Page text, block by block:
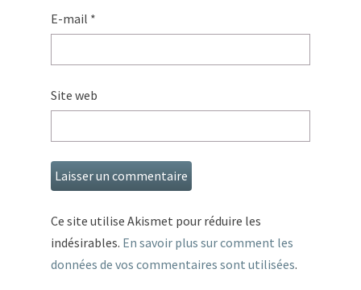
E-mail *
Site web
Ce site utilise Akismet pour réduire les
indésirables. En savoir plus sur comment les
données de vos commentaires sont utilisées.